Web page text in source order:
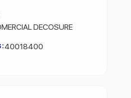
DECOSURE
40018400